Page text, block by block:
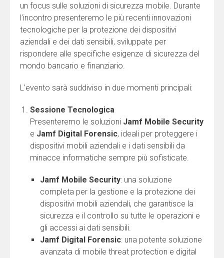
un focus sulle soluzioni di sicurezza mobile. Durante
l’incontro presenteremo le più recenti innovazioni
tecnologiche per la protezione dei dispositivi
aziendali e dei dati sensibili, sviluppate per
rispondere alle specifiche esigenze di sicurezza del
mondo bancario e finanziario.
L’evento sarà suddiviso in due momenti principali:
Sessione Tecnologica
Presenteremo le soluzioni Jamf Mobile Security
e Jamf Digital Forensic, ideali per proteggere i
dispositivi mobili aziendali e i dati sensibili da
minacce informatiche sempre più sofisticate.
Jamf Mobile Security: una soluzione
completa per la gestione e la protezione dei
dispositivi mobili aziendali, che garantisce la
sicurezza e il controllo su tutte le operazioni e
gli accessi ai dati sensibili.
Jamf Digital Forensic: una potente soluzione
avanzata di mobile threat protection e digital